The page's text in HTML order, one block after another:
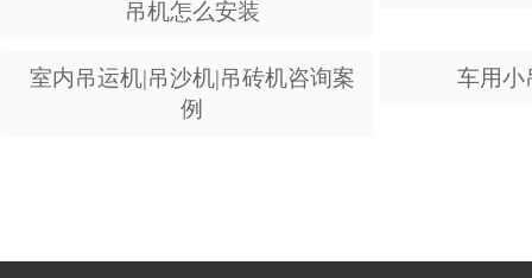
吊机怎么安装
室内吊运机|吊沙机|吊砖机咨询案
例
车用小